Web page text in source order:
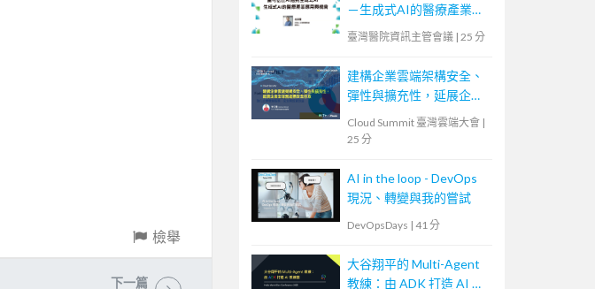
檢舉
下一篇
－生成式AI的醫療產業應
用與機會
臺灣醫院資訊主管會議 | 25 分
建構企業雲端架構安全、
彈性與擴充性，延展企業
全球無邊際安全存取
Cloud Summit 臺灣雲端大會 |
25 分
AI in the loop - DevOps
現況、轉變與我的嘗試
DevOpsDays | 41 分
大谷翔平的 Multi-Agent
教練：由 ADK 打造 AI 教